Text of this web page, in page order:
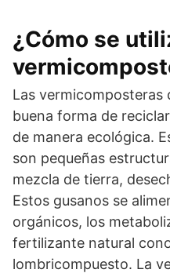
¿Cómo se
Las vermicomposteras
buena forma de
de manera ecológica.
son pequeñas
mezcla de tierra,
Estos gusanos se
orgánicos, los
fertilizante natural
lombricompuesto. La